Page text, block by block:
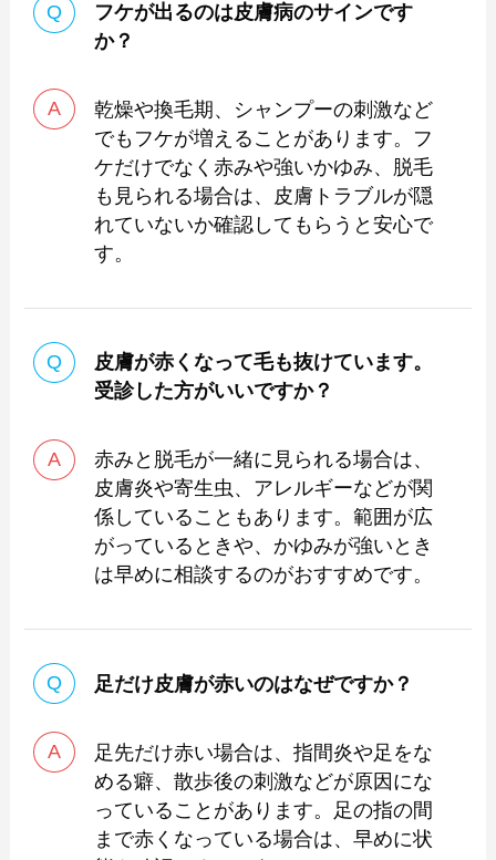
フケが出るのは皮膚病のサインです
か？
乾燥や換毛期、シャンプーの刺激など
でもフケが増えることがあります。フ
ケだけでなく赤みや強いかゆみ、脱毛
も見られる場合は、皮膚トラブルが隠
れていないか確認してもらうと安心で
す。
皮膚が赤くなって毛も抜けています。
受診した方がいいですか？
赤みと脱毛が一緒に見られる場合は、
皮膚炎や寄生虫、アレルギーなどが関
係していることもあります。範囲が広
がっているときや、かゆみが強いとき
は早めに相談するのがおすすめです。
足だけ皮膚が赤いのはなぜですか？
足先だけ赤い場合は、指間炎や足をな
める癖、散歩後の刺激などが原因にな
っていることがあります。足の指の間
まで赤くなっている場合は、早めに状